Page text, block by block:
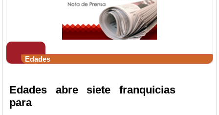
Edades
Edades abre siete franquicias
para